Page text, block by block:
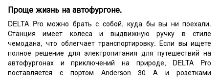
Проще жизнь на автофургоне.
DELTA Pro можно брать с собой, куда бы вы ни поехали.
Станция имеет колеса и выдвижную ручку в стиле
чемодана, что облегчает транспортировку. Если вы ищете
полное решение для электропитания для путешествий на
автофургонах и приключений на природе, DELTA Pro
поставляется с портом Anderson 30 А и розетками